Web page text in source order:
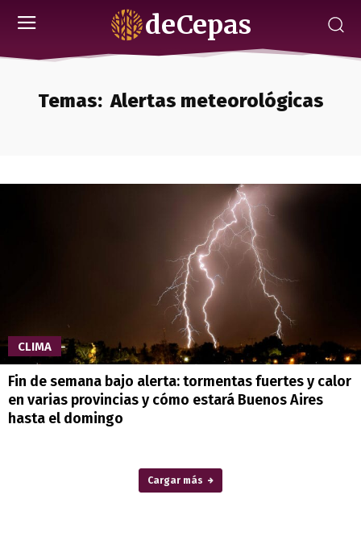
deCepas
Temas: Alertas meteorológicas
CLIMA
Fin de semana bajo alerta: tormentas fuertes y calor
en varias provincias y cómo estará Buenos Aires
hasta el domingo
Cargar más